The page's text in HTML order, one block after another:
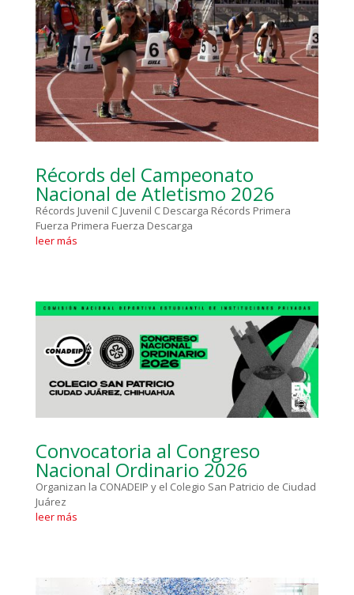
Récords del Campeonato
Nacional de Atletismo 2026
Récords Juvenil C Juvenil C Descarga Récords Primera
Fuerza Primera Fuerza Descarga
leer más
Convocatoria al Congreso
Nacional Ordinario 2026
Organizan la CONADEIP y el Colegio San Patricio de Ciudad
Juárez
leer más